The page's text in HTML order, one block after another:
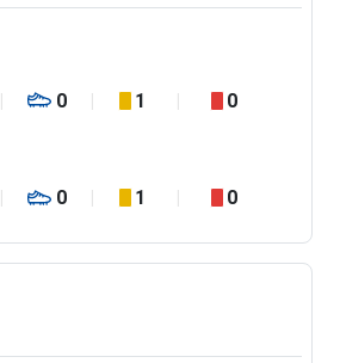
0 1 0
0 1 0